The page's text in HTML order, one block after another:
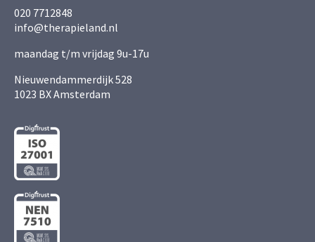
020 7712848
info@therapieland.nl
maandag t/m vrijdag 9u-17u
Nieuwendammerdijk 528
1023 BX Amsterdam